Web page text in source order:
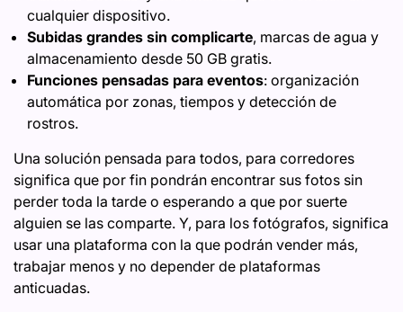
cualquier dispositivo.
Subidas grandes sin complicarte, marcas de agua y
almacenamiento desde 50 GB gratis.
Funciones pensadas para eventos: organización
automática por zonas, tiempos y detección de
rostros.
Una solución pensada para todos, para corredores
significa que por fin pondrán encontrar sus fotos sin
perder toda la tarde o esperando a que por suerte
alguien se las comparte. Y, para los fotógrafos, significa
usar una plataforma con la que podrán vender más,
trabajar menos y no depender de plataformas
anticuadas.